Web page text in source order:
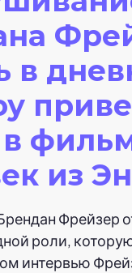
в
из
Фрейзер
роли,
интервью